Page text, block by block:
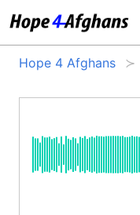
Hope 4 Afghans